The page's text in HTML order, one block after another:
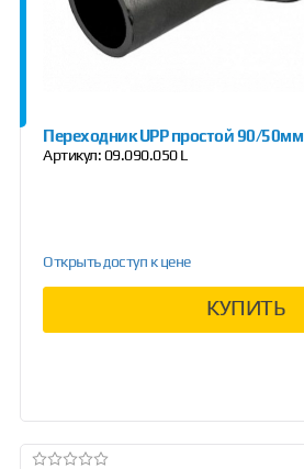
Переходник UPP простой 90/50мм
Артикул:09.090.050 L
Открыть доступ к цене
КУПИТЬ